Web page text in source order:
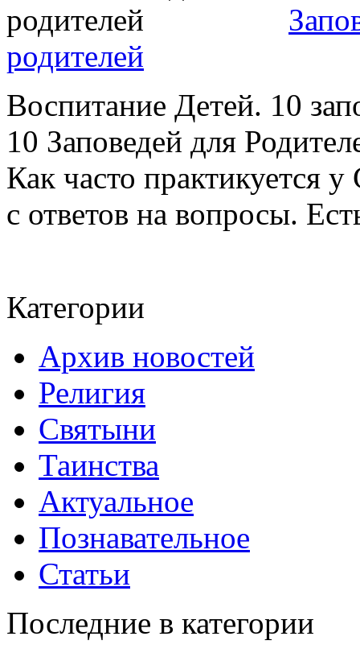
родителей
Воспитание Детей. 10
10 Заповедей для
Как часто практикуется
с ответов на вопросы.
Категории
Архив новостей
Религия
Святыни
Таинства
Актуальное
Познавательное
Статьи
Последние в категории